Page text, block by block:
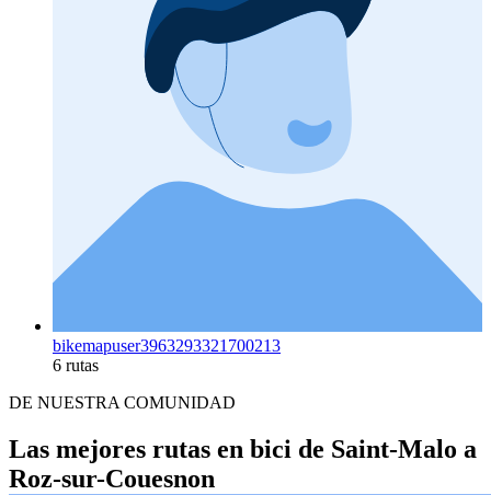
bikemapuser3963293321700213
6 rutas
DE NUESTRA COMUNIDAD
Las mejores rutas en bici de Saint-Malo a
Roz-sur-Couesnon